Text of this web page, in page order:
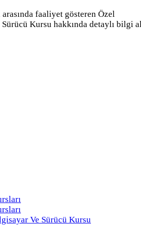
faaliyet gösteren Özel
Kursu hakkında detaylı bilgi
Ve Sürücü Kursu